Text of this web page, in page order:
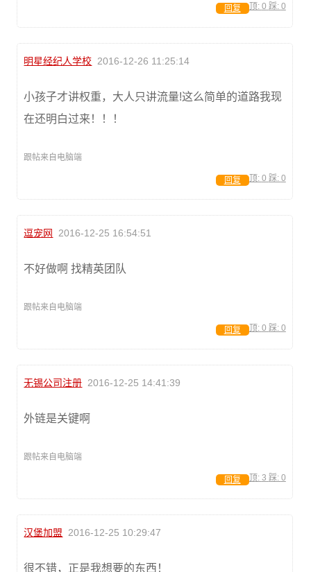
顶: 0 踩: 0
回复
明星经纪人学校 2016-12-26 11:25:14
小孩子才讲权重，大人只讲流量!这么简单的道路我现
在还明白过来！！！
跟帖来自电脑端
顶: 0 踩: 0
回复
逗宠网 2016-12-25 16:54:51
不好做啊 找精英团队
跟帖来自电脑端
顶: 0 踩: 0
回复
无锡公司注册 2016-12-25 14:41:39
外链是关键啊
跟帖来自电脑端
顶: 3 踩: 0
回复
汉堡加盟 2016-12-25 10:29:47
很不错，正是我想要的东西！